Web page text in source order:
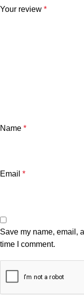
Your review *
Name *
Email *
Save my name, email,
time I comment.